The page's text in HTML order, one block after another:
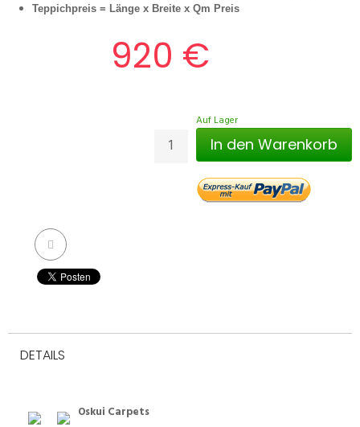
Teppichpreis = Länge x Breite x Qm Preis
920 €
Auf Lager
In den Warenkorb
DETAILS
Oskui Carpets